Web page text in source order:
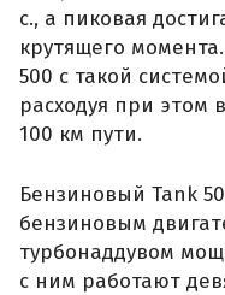
с., а пиковая
крутящего
500 с такой
расходуя при этом
100 км пути.
Бензиновый Tank
бензиновым
турбонаддувом
с ним работают